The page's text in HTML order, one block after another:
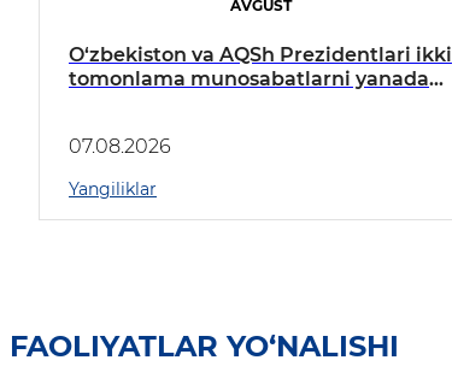
AVGUST
O‘zbekiston va AQSh Prezidentlari ikki
tomonlama munosabatlarni yanada
07.08.2026
Yangiliklar
FAOLIYATLAR YO‘NALISHI